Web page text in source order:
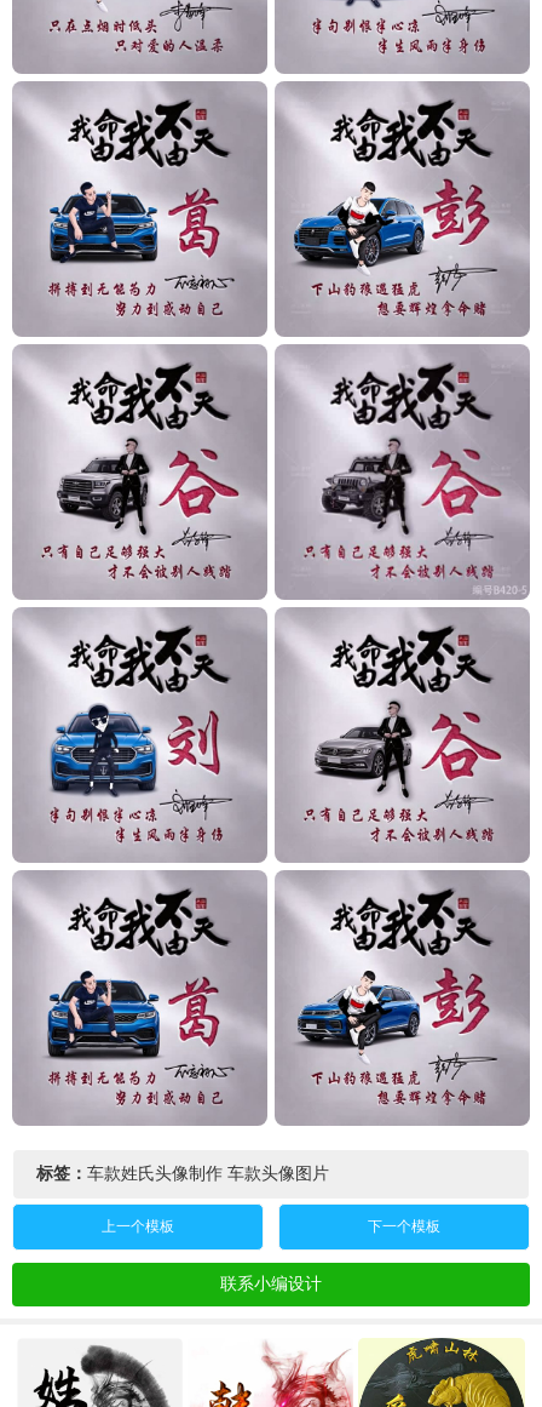
标签： 车款姓氏头像制作 车款头像图片
上一个模板 下一个模板
联系小编设计